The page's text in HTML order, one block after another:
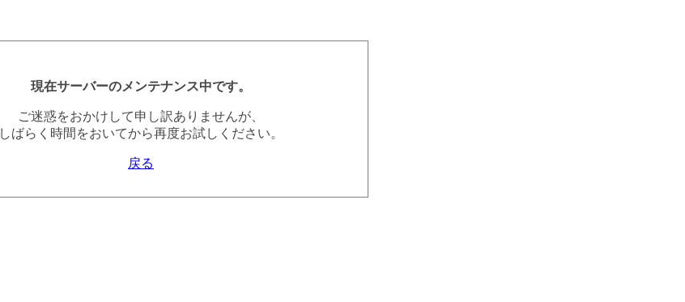
現在サーバーのメンテナンス中です。
ご迷惑をおかけして申し訳ありませんが、
しばらく時間をおいてから再度お試しください。
戻る